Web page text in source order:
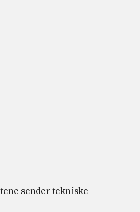
sender tekniske